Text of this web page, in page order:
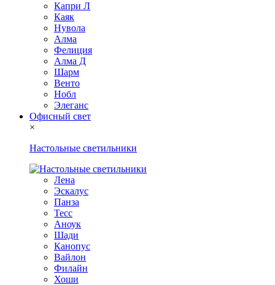
Капри Л
Каяк
Нувола
Алма
Фелиция
Алма Д
Шарм
Венто
Нобл
Элеганс
Офисный свет
×
Настольные светильники
Лена
Эскалус
Панза
Тесс
Аноук
Шади
Канопус
Вайлон
Филайн
Хоши